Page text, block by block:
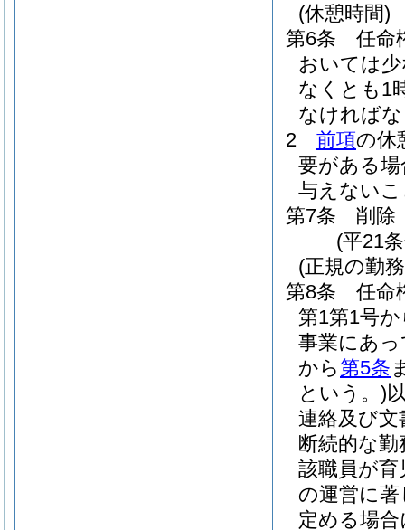
(休憩時間)
第6条
任命
おいては
なくとも1
なければ
2
前項の休
要がある
与えない
第7条
削除
(平21
(正規の勤
第8条
任命
第1第1号
事業にあ
から第5条
という。)
連絡及び
断続的な
該職員が
の運営に
定める場